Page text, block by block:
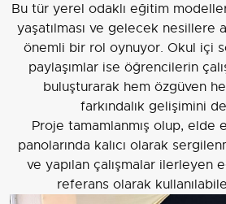
Bu tür yerel odaklı eğitim
yaşatılması ve gelecek nesillere
önemli bir rol oynuyor. Okul içi
paylaşımlar ise öğrencilerin
buluşturarak hem özgüven
farkındalık gelişimini
Proje tamamlanmış olup, elde
panolarında kalıcı olarak
ve yapılan çalışmalar ilerleyen
referans olarak